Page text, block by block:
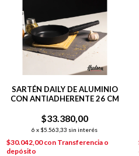
SARTÉN DAILY DE ALUMINIO
CON ANTIADHERENTE 26 CM
$33.380,00
6 x $5.563,33 sin interés
$30.042,00con Transferencia o
depósito